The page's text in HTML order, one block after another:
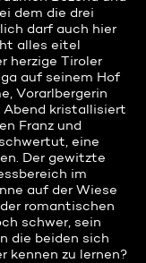
dem die drei
darf auch hier
alles eitel
herzige Tiroler
auf seinem Hof
Vorarlbergerin
Abend kristallisiert
Franz und
eine
Der gewitzte
im
auf der Wiese
romantischen
schwer, sein
die beiden sich
kennen zu lernen?